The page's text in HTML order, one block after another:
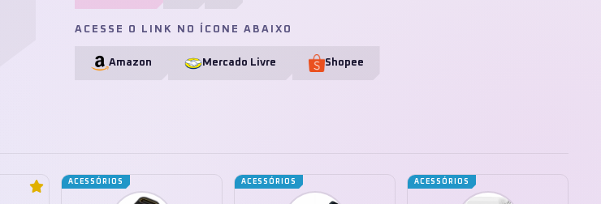
ACESSE O LINK NO ÍCONE ABAIXO
Amazon Mercado Livre Shopee
ACESSÓRIOS ACESSÓRIOS ACESSÓRIOS